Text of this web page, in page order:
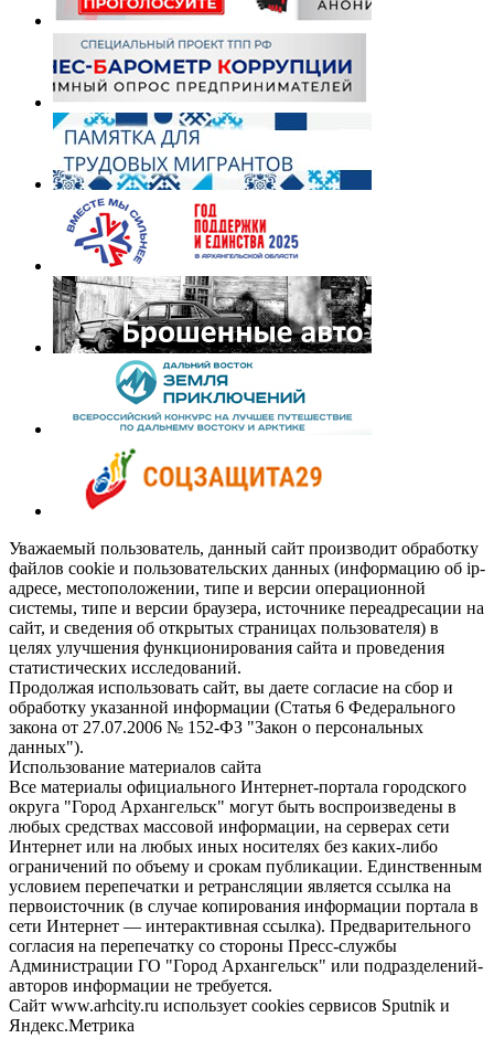
Уважаемый пользователь, данный сайт производит обработку
файлов cookie и пользовательских данных (информацию об ip-
адресе, местоположении, типе и версии операционной
системы, типе и версии браузера, источнике переадресации на
сайт, и сведения об открытых страницах пользователя) в
целях улучшения функционирования сайта и проведения
статистических исследований.
Продолжая использовать сайт, вы даете согласие на сбор и
обработку указанной информации (Статья 6 Федерального
закона от 27.07.2006 № 152-ФЗ "Закон о персональных
данных").
Использование материалов сайта
Все материалы официального Интернет-портала городского
округа "Город Архангельск" могут быть воспроизведены в
любых средствах массовой информации, на серверах сети
Интернет или на любых иных носителях без каких-либо
ограничений по объему и срокам публикации. Единственным
условием перепечатки и ретрансляции является ссылка на
первоисточник (в случае копирования информации портала в
сети Интернет — интерактивная ссылка). Предварительного
согласия на перепечатку со стороны Пресс-службы
Администрации ГО "Город Архангельск" или подразделений-
авторов информации не требуется.
Сайт www.arhcity.ru использует cookies сервисов Sputnik и
Яндекс.Метрика